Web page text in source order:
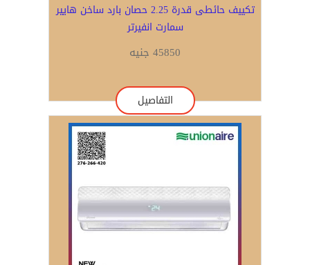
تكييف حائطى قدرة 2.25 حصان بارد ساخن هايير
سمارت انفيرتر
45850 جنيه
التفاصيل